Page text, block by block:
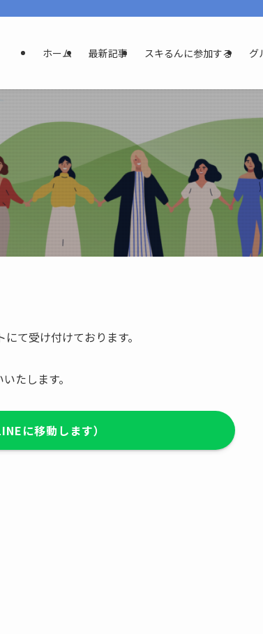
ホーム 最新記事 スキるんに参加する グ
て受け付けております。
たします。
に移動します）